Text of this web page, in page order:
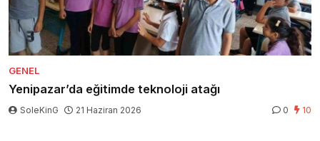
GENEL
Yenipazar’da eğitimde teknoloji atağı
SoleKinG 21 Haziran 2026 0 10